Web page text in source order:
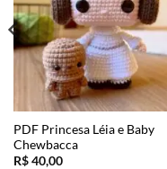
PDF Princesa Léia e Baby
Chewbacca
R$40,00